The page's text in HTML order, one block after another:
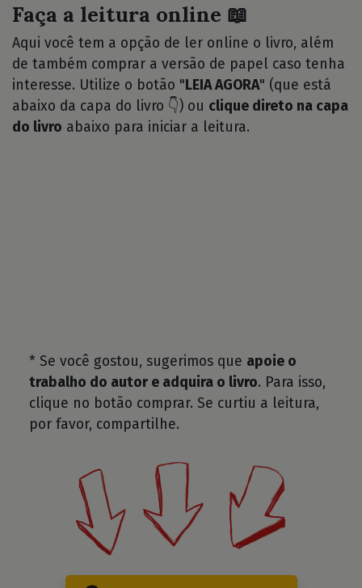
Faça a leitura online 📖
Aqui você tem a opção de ler online o livro, além
de também comprar a versão de papel caso tenha
interesse. Utilize o botão " LEIA AGORA" (que está
abaixo da capa do livro 👇) ou clique direto na capa
do livro abaixo para iniciar a leitura.
* Se você gostou, sugerimos que apoie o
trabalho do autor e adquira o livro. Para isso,
clique no botão comprar. Se curtiu a leitura,
por favor, compartilhe.